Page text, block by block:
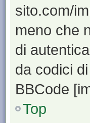
sito.com/
meno che
di
da codici
BBCode
Top